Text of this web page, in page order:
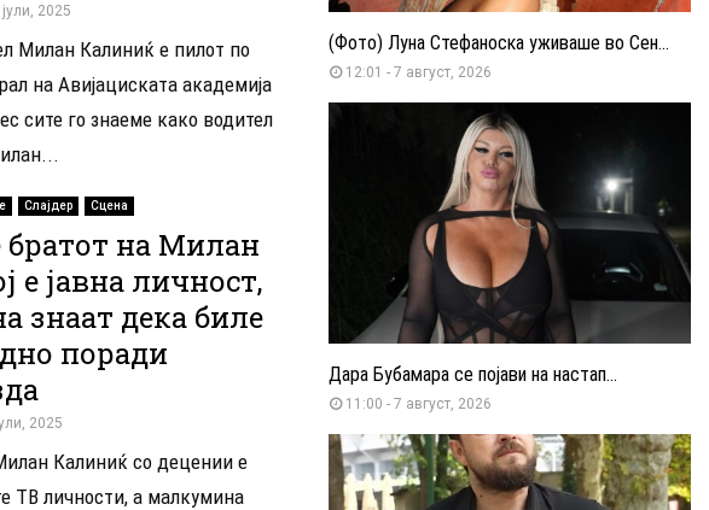
2025
Милан Калиниќ е пилот по
на Авијациската академија
сите го знаеме како водител
Слајдер Сцена
братот на Милан
е јавна личност,
знаат дека биле
поради
2025
Калиниќ со децении е
ТВ личности, а малкумина
(Фото) Луна Стефаноска уживаше во Сен...
12:01 - 7 август, 2026
Дара Бубамара се појави на настап...
11:00 - 7 август, 2026